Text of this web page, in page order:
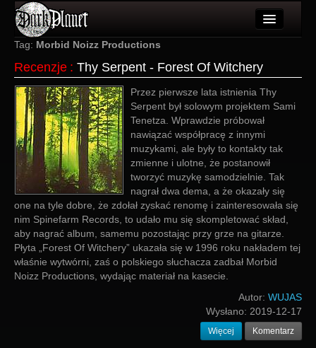
Artykuły
Użytkownicy
Wydarzenia
Galeria
Forum
Więcej
Login
Tag: Morbid Noizz Productions
Recenzje : Thy Serpent - Forest Of Witchery
Przez pierwsze lata istnienia Thy
Serpent był solowym projektem Sami
Tenetza. Wprawdzie próbował
nawiązać współpracę z innymi
muzykami, ale były to kontakty tak
zmienne i ulotne, że postanowił
tworzyć muzykę samodzielnie. Tak
nagrał dwa dema, a że okazały się
one na tyle dobre, że zdołał zyskać renomę i zainteresowała się
nim Spinefarm Records, to udało mu się skompletować skład,
aby nagrać album, samemu pozostając przy grze na gitarze.
Płyta „Forest Of Witchery” ukazała się w 1996 roku nakładem tej
właśnie wytwórni, zaś o polskiego słuchacza zadbał Morbid
Noizz Productions, wydając materiał na kasecie.
Autor: WUJAS
Wysłano: 2019-12-17
Więcej Komentarz